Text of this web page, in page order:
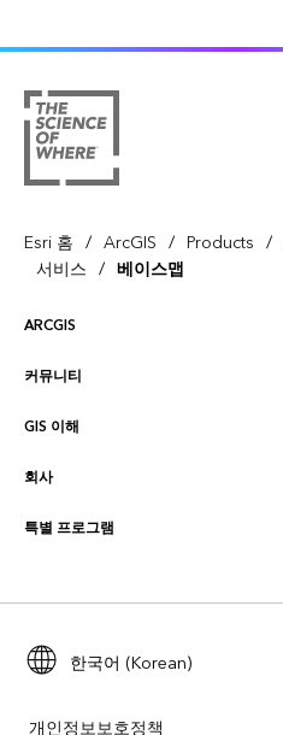
Esri 홈 / ArcGIS / Products /
서비스 / 베이스맵
ARCGIS
ArcGIS Overview
매핑
ArcGIS Online
Developer Technology
ArcGIS Location Platform
커뮤니티
Esri 커뮤니티
ArcGIS Blog
사용자 리서치 및 테스트
Esri Young Professionals Network
이벤트
GIS 이해
GIS란?
로케이션 인텔리전스
교육
ArcUser
회사
Esri 정보
채용
특별 프로그램
ArcGIS for Student Use
한국어 (Korean)
개인정보보호정책